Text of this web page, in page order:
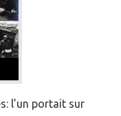
l’un portait sur